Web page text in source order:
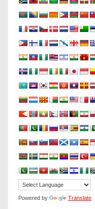
Powered by Translate